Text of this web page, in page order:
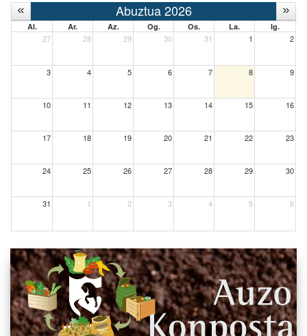
Abuztua 2026
Al. Ar. Az. Og. Os. La. Ig.
27 28 29 30 31 1 2
3 4 5 6 7 8 9
10 11 12 13 14 15 16
17 18 19 20 21 22 23
24 25 26 27 28 29 30
31 1 2 3 4 5 6